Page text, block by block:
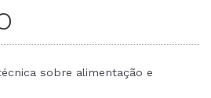
sobre alimentação e